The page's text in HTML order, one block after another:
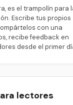
es el trampolín para
Escribe tus propios
con una
recibe feedback en
desde el primer
lectores